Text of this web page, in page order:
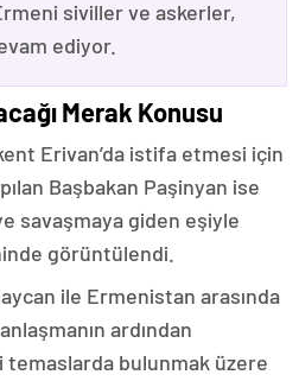
siviller ve askerler,
ediyor.
Merak Konusu
Erivan’da istifa etmesi için
Başbakan Paşinyan ise
savaşmaya giden eşiyle
görüntülendi.
ile Ermenistan arasında
ardından
bulunmak üzere